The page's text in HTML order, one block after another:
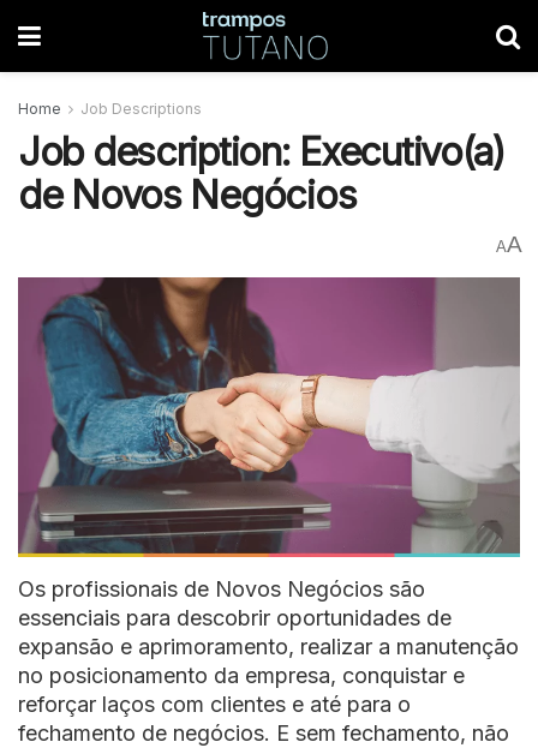
Home Job Descriptions
Job description: Executivo(a)
de Novos Negócios
AA
Os profissionais de Novos Negócios são
essenciais para descobrir oportunidades de
expansão e aprimoramento, realizar a manutenção
no posicionamento da empresa, conquistar e
reforçar laços com clientes e até para o
fechamento de negócios. E sem fechamento, não